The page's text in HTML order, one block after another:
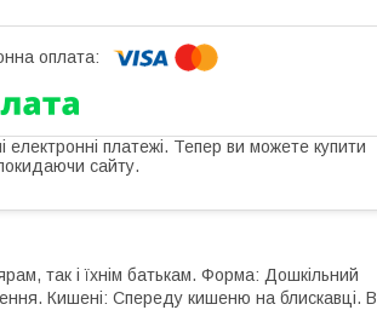
електронні платежі. Тепер ви можете купити
сайту.
​​так і їхнім батькам. Форма: Дошкільний
Кишені: Спереду кишеню на блискавці. В